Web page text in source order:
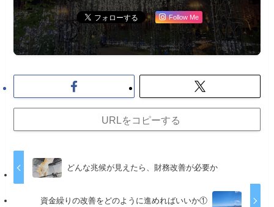
Follow Me
URLをコピーする
どんな兆候が見えたら、財務改善が必要か
資金繰りの改善をどのように進めればいいか①